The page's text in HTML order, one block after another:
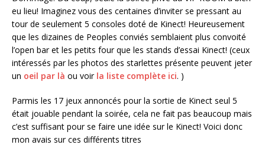
eu lieu! Imaginez vous des centaines d’inviter se pressant au
tour de seulement 5 consoles doté de Kinect! Heureusement
que les dizaines de Peoples conviés semblaient plus convoité
l’open bar et les petits four que les stands d’essai Kinect! (ceux
intéressés par les photos des starlettes présente peuvent jeter
un oeil par là ou voir la liste complète ici. )
Parmis les 17 jeux annoncés pour la sortie de Kinect seul 5
était jouable pendant la soirée, cela ne fait pas beaucoup mais
c’est suffisant pour se faire une idée sur le Kinect! Voici donc
mon avais sur ces différents titres